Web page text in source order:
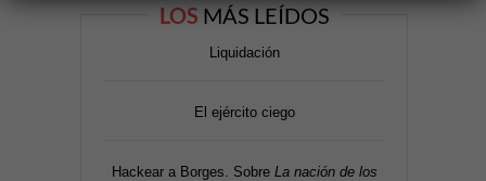
LOS MÁS LEÍDOS
Liquidación
El ejército ciego
Hackear a Borges. Sobre La nación de los